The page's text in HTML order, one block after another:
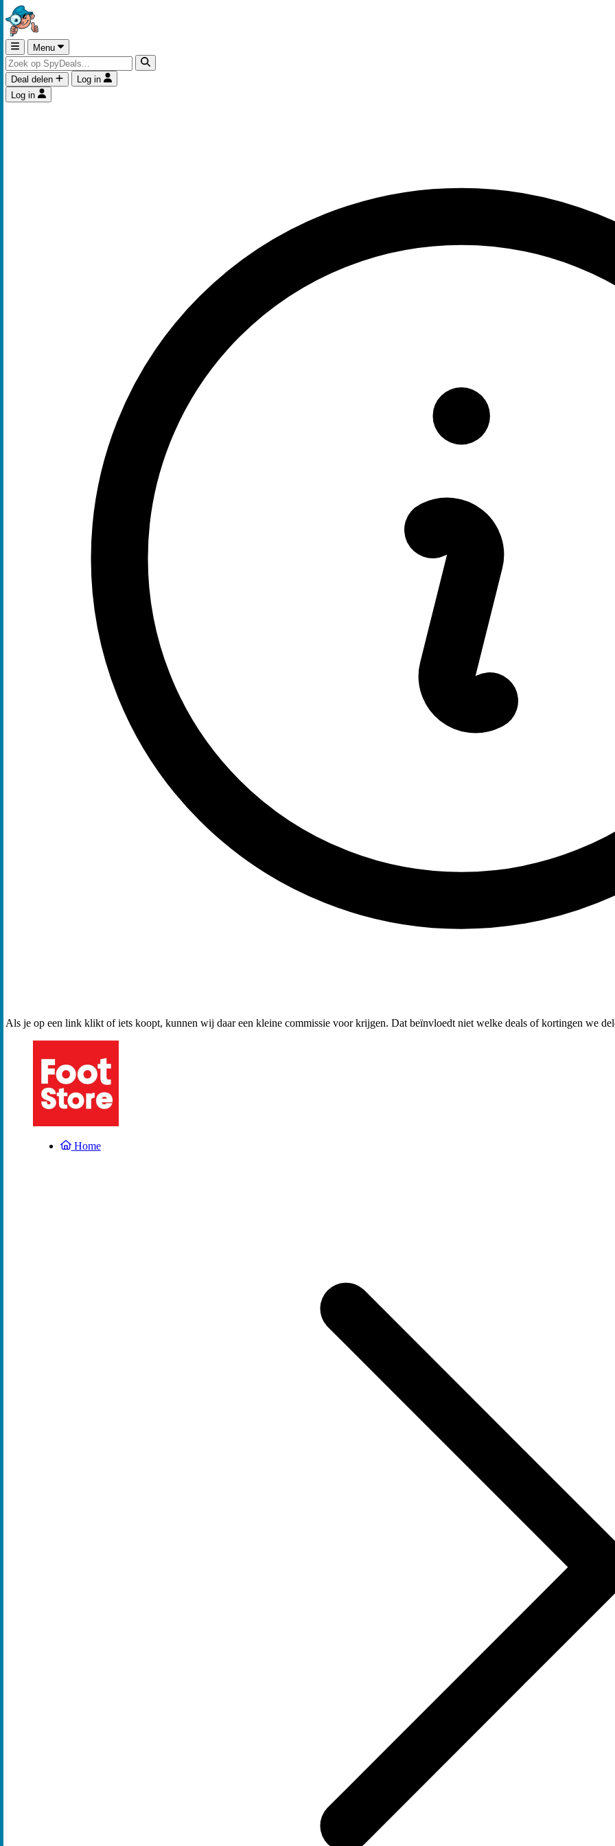
Menu
Deal delen
Log in
Log in
Als je op een link klikt of iets koopt, kunnen wij daar een kleine commissie voor krijgen. Dat beïnvloedt niet welke deals of kortingen we
Home